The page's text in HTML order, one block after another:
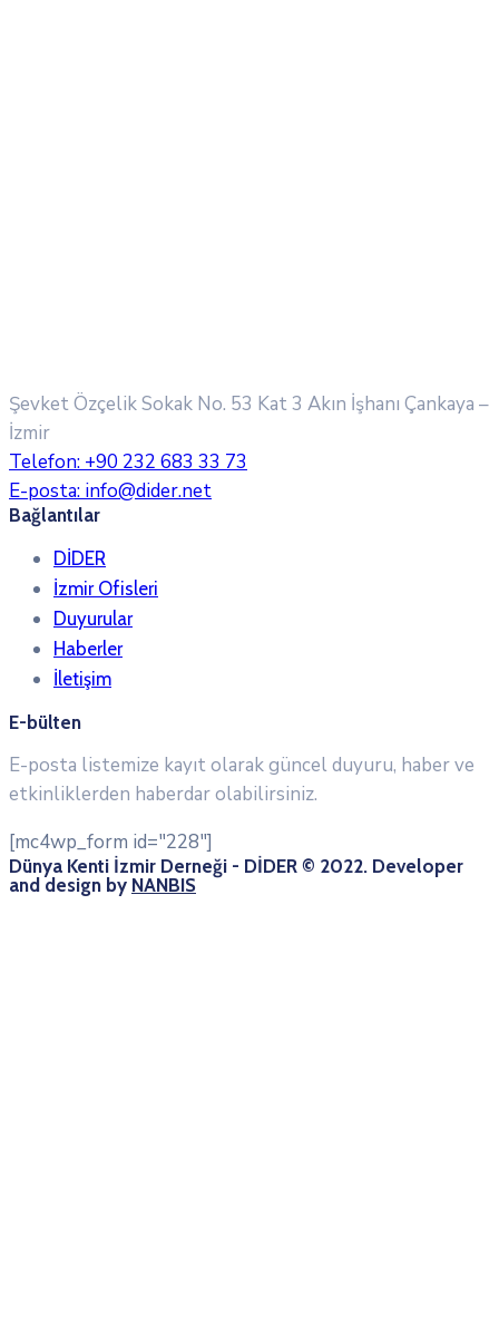
Şevket Özçelik Sokak No. 53 Kat 3 Akın İşhanı Çankaya –
İzmir
Telefon: +90 232 683 33 73
E-posta: info@dider.net
Bağlantılar
DİDER
İzmir Ofisleri
Duyurular
Haberler
İletişim
E-bülten
E-posta listemize kayıt olarak güncel duyuru, haber ve
etkinliklerden haberdar olabilirsiniz.
[mc4wp_form id="228"]
Dünya Kenti İzmir Derneği - DİDER © 2022. Developer
and design by NANBIS